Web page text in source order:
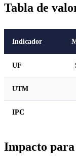
Tabla de
Indicador
UF
UTM
IPC
Impacto